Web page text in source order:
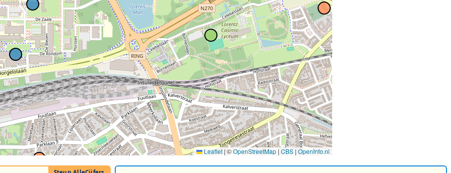
Leaflet | ©OpenStreetMap | CBS | OpenInfo.nl